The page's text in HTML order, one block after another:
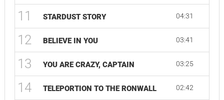
11 STARDUST STORY 04:31
12 BELIEVE IN YOU 03:41
13 YOU ARE CRAZY, CAPTAIN 03:25
14 TELEPORTION TO THE RONWALL 02:42